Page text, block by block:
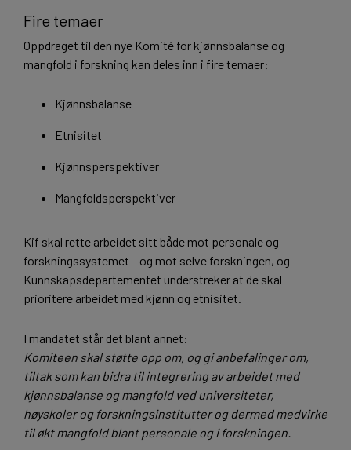
Fire temaer
Oppdraget til den nye Komité for kjønnsbalanse og
mangfold i forskning kan deles inn i fire temaer:
Kjønnsbalanse
Etnisitet
Kjønnsperspektiver
Mangfoldsperspektiver
Kif skal rette arbeidet sitt både mot personale og
forskningssystemet – og mot selve forskningen, og
Kunnskapsdepartementet understreker at de skal
prioritere arbeidet med kjønn og etnisitet.
I mandatet står det blant annet:
Komiteen skal støtte opp om, og gi anbefalinger om,
tiltak som kan bidra til integrering av arbeidet med
kjønnsbalanse og mangfold ved universiteter,
høyskoler og forskningsinstitutter og dermed medvirke
til økt mangfold blant personale og i forskningen.